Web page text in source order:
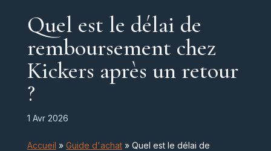
Quel est le délai de
remboursement chez
Kickers après un retour
?
1 Avr 2026
Accueil » Guide d'achat» Quel est le délai de